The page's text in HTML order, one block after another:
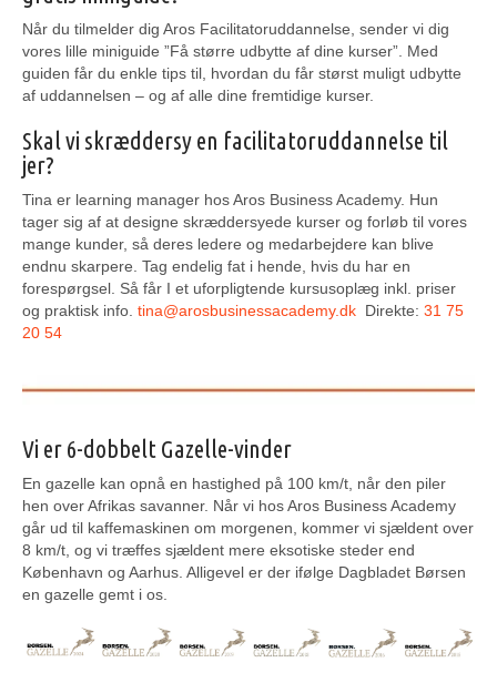
Når du tilmelder dig Aros Facilitatoruddannelse, sender vi dig
vores lille miniguide ”Få større udbytte af dine kurser”. Med
guiden får du enkle tips til, hvordan du får størst muligt udbytte
af uddannelsen – og af alle dine fremtidige kurser.
Skal vi skræddersy en facilitatoruddannelse til
jer?
Tina er learning manager hos Aros Business Academy. Hun
tager sig af at designe skræddersyede kurser og forløb til vores
mange kunder, så deres ledere og medarbejdere kan blive
endnu skarpere. Tag endelig fat i hende, hvis du har en
forespørgsel. Så får I et uforpligtende kursusoplæg inkl. priser
og praktisk info. tina@arosbusinessacademy.dk Direkte: 31 75
20 54
Vi er 6-dobbelt Gazelle-vinder
En gazelle kan opnå en hastighed på 100 km/t, når den piler
hen over Afrikas savanner. Når vi hos Aros Business Academy
går ud til kaffemaskinen om morgenen, kommer vi sjældent over
8 km/t, og vi træffes sjældent mere eksotiske steder end
København og Aarhus. Alligevel er der ifølge Dagbladet Børsen
en gazelle gemt i os.